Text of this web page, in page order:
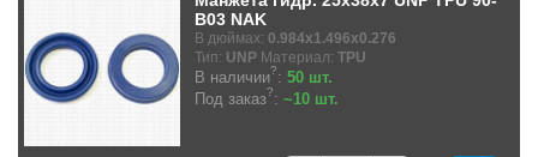
B03 NAK
В дюймах: 0.984x1.496x0.276
Тип: UNP Материал: TPU
В наличии?: 50 шт.
Под заказ?: ~10 шт.